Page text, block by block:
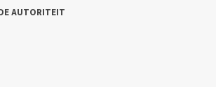
AUTORITEIT